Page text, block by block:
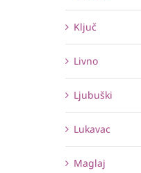
Ključ
Livno
Ljubuški
Lukavac
Maglaj